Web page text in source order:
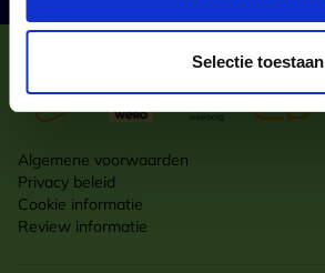
Selectie toestaan
Algemene voorwaarden
Privacy beleid
Cookie informatie
Review informatie